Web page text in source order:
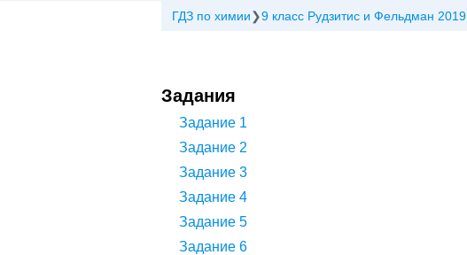
ГДЗ по химии 9 класс Рудзитис и Фельдман 2019
Задания
Задание 1
Задание 2
Задание 3
Задание 4
Задание 5
Задание 6